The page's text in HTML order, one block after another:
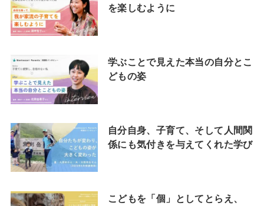
を楽しむように
学ぶことで見えた本当の自分とこ
どもの姿
自分自身、子育て、そして人間関
係にも気付きを与えてくれた学び
こどもを「個」としてとらえ、